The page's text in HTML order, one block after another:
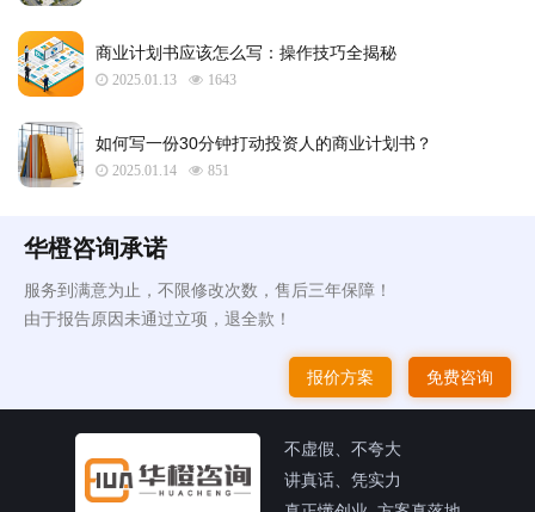
商业计划书应该怎么写：操作技巧全揭秘
2025.01.13 1643
如何写一份30分钟打动投资人的商业计划书？
2025.01.14 851
华橙咨询承诺
服务到满意为止，不限修改次数，售后三年保障！
由于报告原因未通过立项，退全款！
报价方案 免费咨询
不虚假、不夸大
讲真话、凭实力